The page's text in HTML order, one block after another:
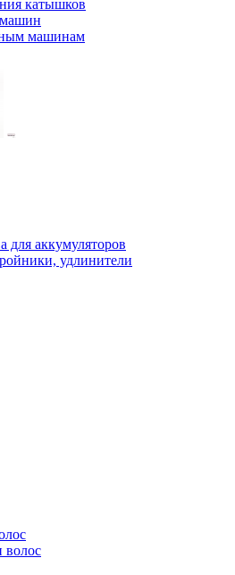
катышков
машинам
для аккумуляторов
удлинители